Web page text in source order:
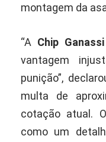
montagem da
“A Chip Ganassi
vantagem
punição”,
multa de
cotação atual.
como um